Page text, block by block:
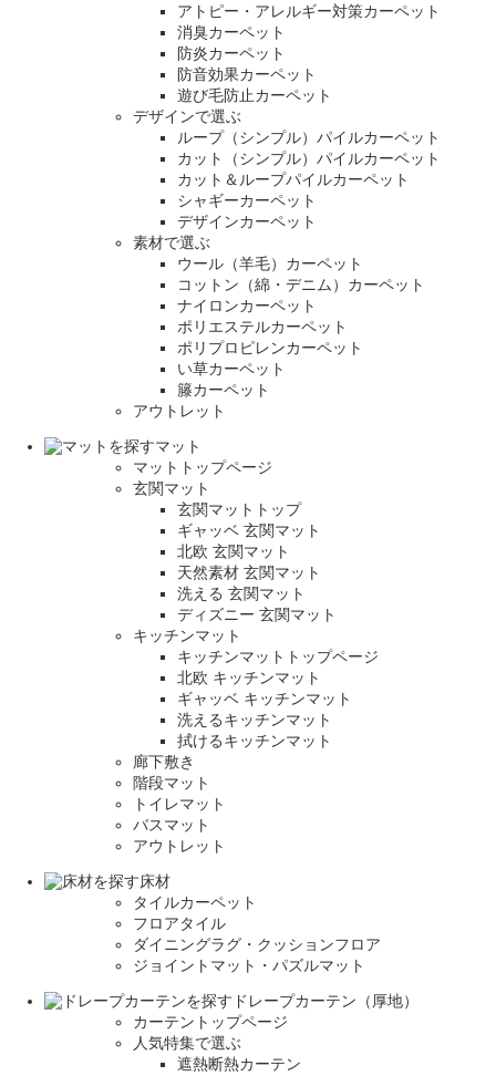
アトピー・アレルギー対策カーペット
消臭カーペット
防炎カーペット
防音効果カーペット
遊び毛防止カーペット
デザインで選ぶ
ループ（シンプル）パイルカーペット
カット（シンプル）パイルカーペット
カット＆ループパイルカーペット
シャギーカーペット
デザインカーペット
素材で選ぶ
ウール（羊毛）カーペット
コットン（綿・デニム）カーペット
ナイロンカーペット
ポリエステルカーペット
ポリプロピレンカーペット
い草カーペット
籐カーペット
アウトレット
マット
マットトップページ
玄関マット
玄関マットトップ
ギャッベ 玄関マット
北欧 玄関マット
天然素材 玄関マット
洗える 玄関マット
ディズニー 玄関マット
キッチンマット
キッチンマットトップページ
北欧 キッチンマット
ギャッベ キッチンマット
洗えるキッチンマット
拭けるキッチンマット
廊下敷き
階段マット
トイレマット
バスマット
アウトレット
床材
タイルカーペット
フロアタイル
ダイニングラグ・クッションフロア
ジョイントマット・パズルマット
ドレープカーテン（厚地）
カーテントップページ
人気特集で選ぶ
遮熱断熱カーテン